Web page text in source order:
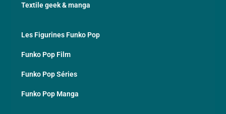
Textile geek & manga
Les Figurines Funko Pop
Funko Pop Film
Funko Pop Séries
Funko Pop Manga